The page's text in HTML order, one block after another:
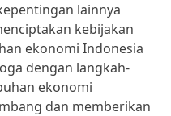
lainnya
kebijakan
ekonomi Indonesia
dengan langkah-
ekonomi
dan memberikan